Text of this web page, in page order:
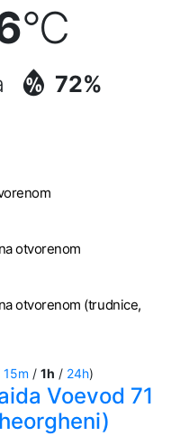
°C
72%
otvorenom
otvorenom (trudnice,
15m / 1h / 24h)
Voevod 71